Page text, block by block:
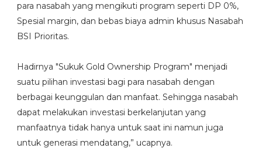
para nasabah yang mengikuti program seperti DP 0%,
Spesial margin, dan bebas biaya admin khusus Nasabah
BSI Prioritas.
Hadirnya "Sukuk Gold Ownership Program" menjadi
suatu pilihan investasi bagi para nasabah dengan
berbagai keunggulan dan manfaat. Sehingga nasabah
dapat melakukan investasi berkelanjutan yang
manfaatnya tidak hanya untuk saat ini namun juga
untuk generasi mendatang,” ucapnya.